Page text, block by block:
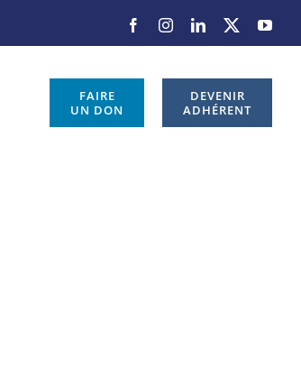
FacebookInstagramLinkedIn
X
FAIRE
UN DON
DEVENIR
ADHÉRENT